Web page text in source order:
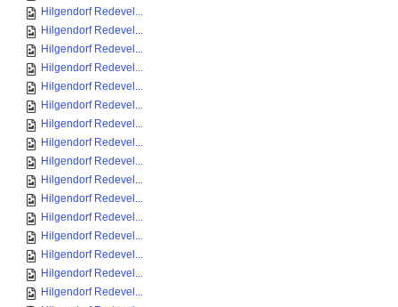
Hilgendorf Redevel...
Hilgendorf Redevel...
Hilgendorf Redevel...
Hilgendorf Redevel...
Hilgendorf Redevel...
Hilgendorf Redevel...
Hilgendorf Redevel...
Hilgendorf Redevel...
Hilgendorf Redevel...
Hilgendorf Redevel...
Hilgendorf Redevel...
Hilgendorf Redevel...
Hilgendorf Redevel...
Hilgendorf Redevel...
Hilgendorf Redevel...
Hilgendorf Redevel...